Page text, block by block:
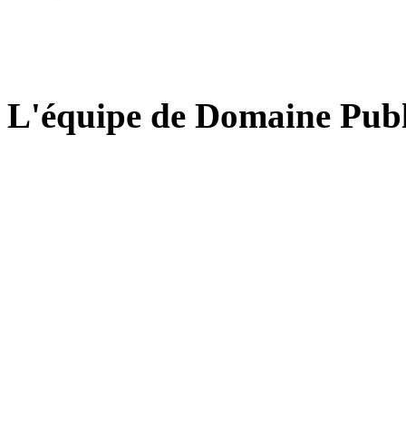
L'équipe de Domaine